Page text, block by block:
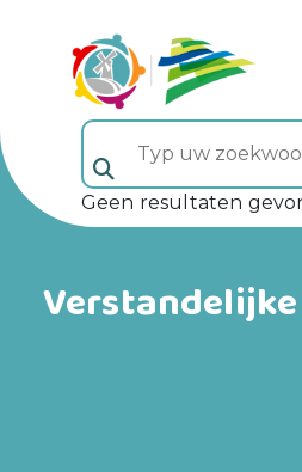
Typ uw zoekwoord
Geen resultaten